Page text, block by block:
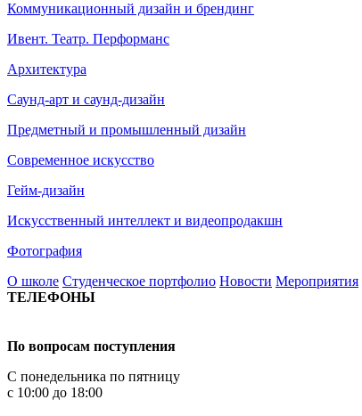
Коммуникационный дизайн и брендинг
Ивент. Театр. Перформанс
Архитектура
Саунд-арт и саунд-дизайн
Предметный и промышленный дизайн
Современное искусство
Гейм-дизайн
Искусственный интеллект и видеопродакшн
Фотография
О школе Студенческое портфолио Новости Мероприятия
ТЕЛЕФОНЫ
По вопросам поступления
С понедельника по пятницу
с 10:00 до 18:00